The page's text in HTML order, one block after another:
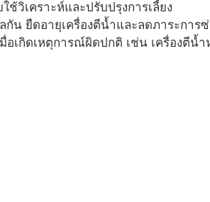
วิเคราะห์และปรับปรุงการเลี้ยง
น ยืดอายุเครื่องตีน้ำและลดภาระการ
เกิดเหตุการณ์ผิดปกติ เช่น เครื่องตีน้